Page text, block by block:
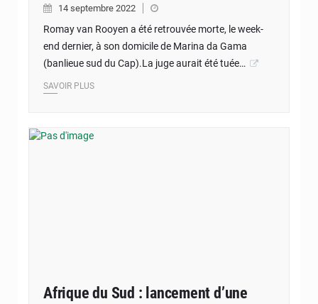
14 septembre 2022
Romay van Rooyen a été retrouvée morte, le week-
end dernier, à son domicile de Marina da Gama
(banlieue sud du Cap).La juge aurait été tuée…
SAVOIR PLUS
Afrique du Sud : lancement d’une